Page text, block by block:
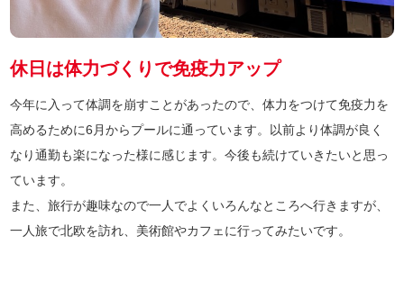
休日は体力づくりで免疫力アップ
今年に入って体調を崩すことがあったので、体力をつけて免疫力を
高めるために6月からプールに通っています。以前より体調が良く
なり通勤も楽になった様に感じます。今後も続けていきたいと思っ
ています。
また、旅行が趣味なので一人でよくいろんなところへ行きますが、
一人旅で北欧を訪れ、美術館やカフェに行ってみたいです。